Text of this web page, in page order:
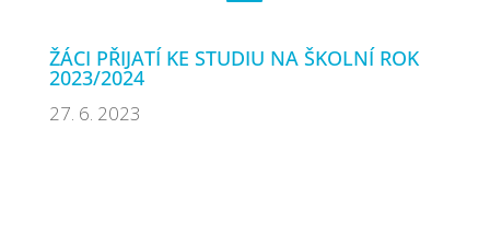
ŽÁCI PŘIJATÍ KE STUDIU NA ŠKOLNÍ ROK
2023/2024
27. 6. 2023